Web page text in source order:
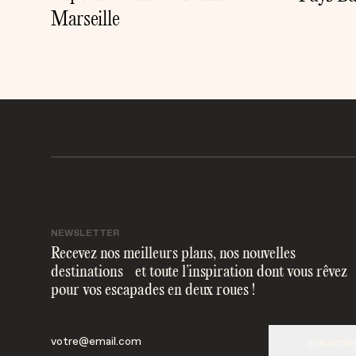
Marseille
NEWSLETTER
Recevez nos meilleurs plans, nos nouvelles
destinations et toute l’inspiration dont vous rêvez
pour vos escapades en deux roues !